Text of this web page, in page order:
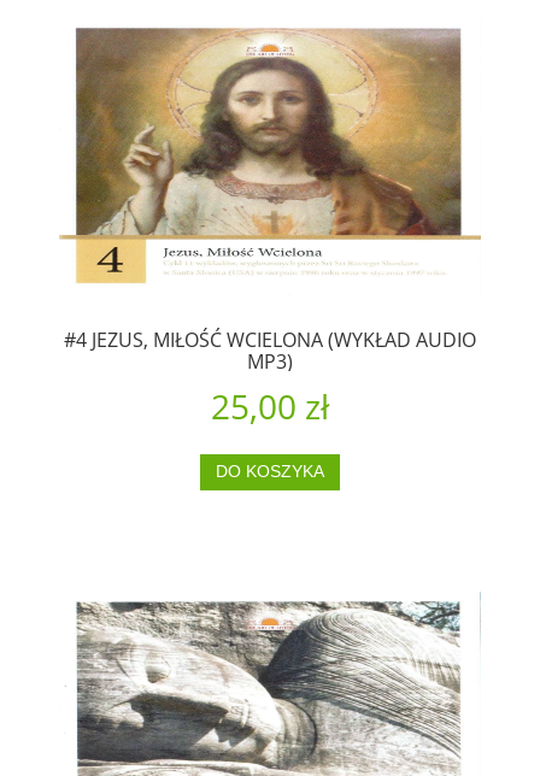
#4 JEZUS, MIŁOŚĆ WCIELONA (WYKŁAD AUDIO
MP3)
25,00 zł
DO KOSZYKA